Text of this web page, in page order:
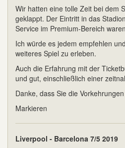
Wir hatten eine tolle Zeit bei dem
geklappt. Der Eintritt in das
Service im Premium-Bereich
Ich würde es jedem empfehlen
weiteres Spiel zu erleben.
Auch die Erfahrung mit der
und gut, einschließlich einer
Danke, dass Sie die
Markieren
Liverpool - Barcelona 7/5 2019